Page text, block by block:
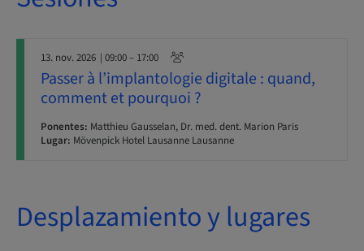
13. nov. 2026 | 09:00 – 17:00
Passer à l’implantologie digitale : quand,
comment et pourquoi ?
Ponentes: Matthieu Gausselan, Dr. med. dent. Marion Paris
Lugar: Mövenpick Hotel Lausanne Lausanne
Desplazamiento y lugares